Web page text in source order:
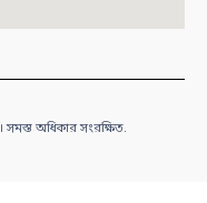
। সমস্ত অধিকার সংরক্ষিত.